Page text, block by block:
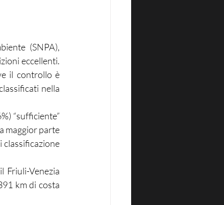
(SNPA),
eccellenti.
il controllo è
nella
“sufficiente”
maggior parte
classificazione
Friuli-Venezia
km di costa